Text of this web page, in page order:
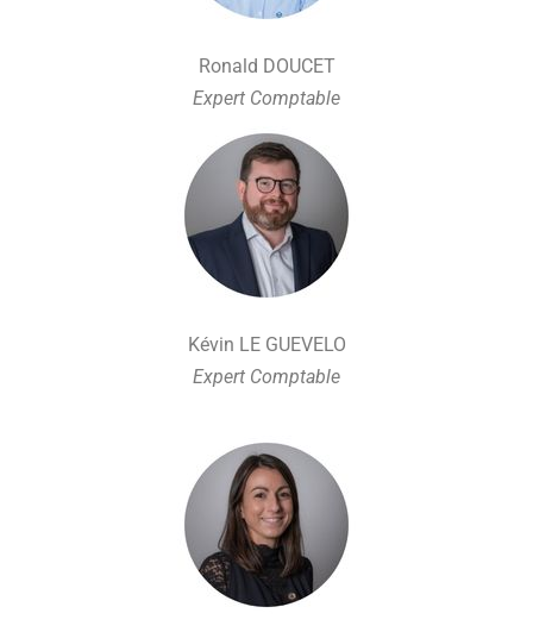
Ronald DOUCET
Expert Comptable
Kévin LE GUEVELO
Expert Comptable